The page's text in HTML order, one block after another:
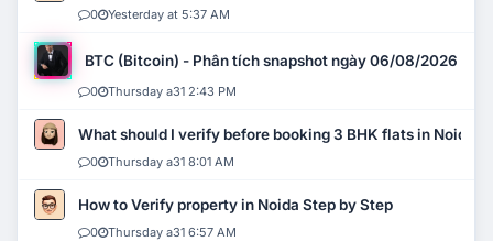
0 Yesterday at 5:37 AM
BTC (Bitcoin) - Phân tích snapshot ngày 06/08/2026
0 Thursday a31 2:43 PM
What should I verify before booking 3 BHK flats in Noida?
0 Thursday a31 8:01 AM
How to Verify property in Noida Step by Step
0 Thursday a31 6:57 AM